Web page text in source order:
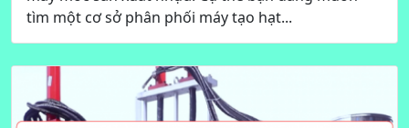
tìm một cơ sở phân phối máy tạo hạt...